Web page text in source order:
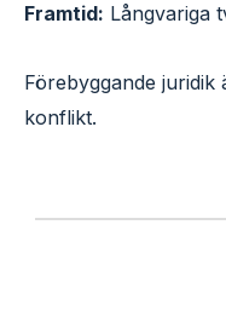
Framtid: Långvariga
Förebyggande juridik
konflikt.